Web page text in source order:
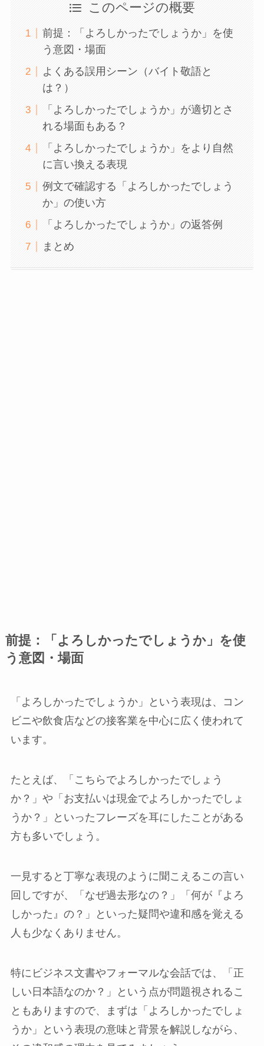
このページの概要
前提：「よろしかったでしょうか」を使
う意図・場面
よくある誤用シーン（バイト敬語と
は？）
「よろしかったでしょうか」が適切とさ
れる場面もある？
「よろしかったでしょうか」をより自然
に言い換える表現
例文で確認する「よろしかったでしょう
か」の使い方
「よろしかったでしょうか」の返答例
まとめ
前提：「よろしかったでしょうか」を使
う意図・場面
「よろしかったでしょうか」という表現は、コン
ビニや飲食店などの接客業を中心に広く使われて
います。
たとえば、「こちらでよろしかったでしょう
か？」や「お支払いは現金でよろしかったでしょ
うか？」といったフレーズを耳にしたことがある
方も多いでしょう。
一見すると丁寧な表現のように聞こえるこの言い
回しですが、「なぜ過去形なの？」「何が『よろ
しかった』の？」といった疑問や違和感を覚える
人も少なくありません。
特にビジネス文書やフォーマルな会話では、「正
しい日本語なのか？」という点が問題視されるこ
ともありますので、まずは「よろしかったでしょ
うか」という表現の意味と背景を解説しながら、